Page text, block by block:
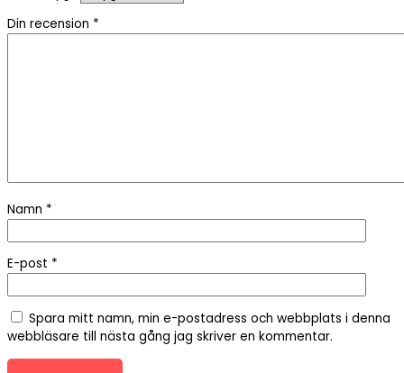
Din recension *
Namn *
E-post *
Spara mitt namn, min e-postadress och webbplats i denna
webbläsare till nästa gång jag skriver en kommentar.